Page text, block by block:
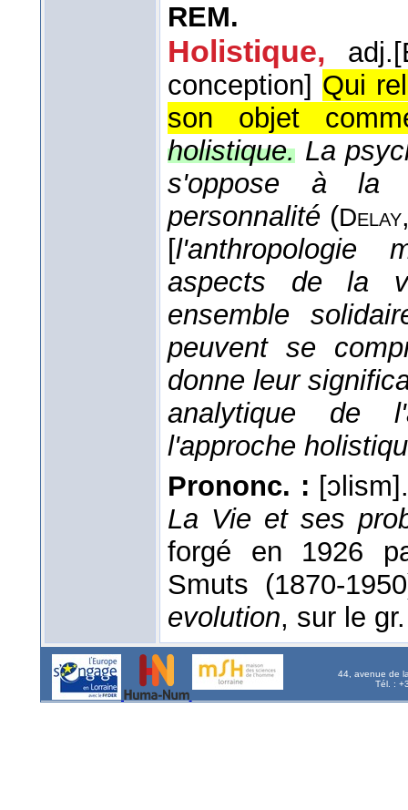
REM.
Holistique, adj.
conception] Qui
son objet
holistique. La
s'oppose à la
personnalité (Delay
[l'anthropologie
aspects de la
ensemble
peuvent se
donne leur
analytique de
l'approche
Prononc. :
La Vie et ses
forgé en 1926
Smuts (1870-
evolution, sur le
44, avenue de
Tél. :